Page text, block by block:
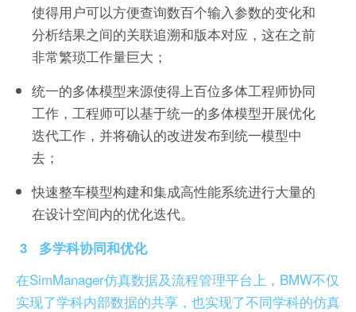
使得用户可以方便查询数百个输入参数的变化和
分析结果之间的关联追溯和版本对应，这在之前
非常繁琐工作量巨大；
统一的多体模型来源使得上百位多体工程师协同
工作，工程师可以基于统一的多体模型开展优化
迭代工作，并将确认的改进发布到统一模型中
去；
快速整车模型构建和集成高性能系统进行大量的
在设计空间内的优化迭代。
3 多学科协同和优化
在SimManager仿真数据及流程管理平台上，BMW不仅
实现了学科内部数据的共享，也实现了不同学科的仿真